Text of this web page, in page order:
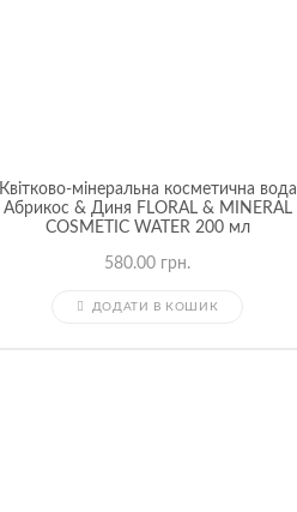
Квітково-мінеральна косметична вода
Абрикос & Диня FLORAL & MINERAL
COSMETIC WATER 200 мл
580.00 грн.
ДОДАТИ В КОШИК